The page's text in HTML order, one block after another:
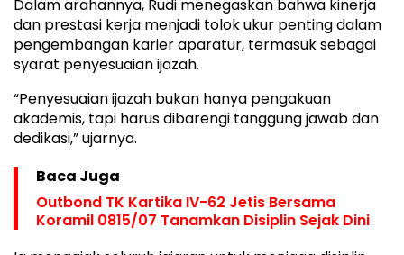
Dalam arahannya, Rudi menegaskan bahwa kinerja
dan prestasi kerja menjadi tolok ukur penting dalam
pengembangan karier aparatur, termasuk sebagai
syarat penyesuaian ijazah.
“Penyesuaian ijazah bukan hanya pengakuan
akademis, tapi harus dibarengi tanggung jawab dan
dedikasi,” ujarnya.
Baca Juga
Outbond TK Kartika IV-62 Jetis Bersama
Koramil 0815/07 Tanamkan Disiplin Sejak Dini